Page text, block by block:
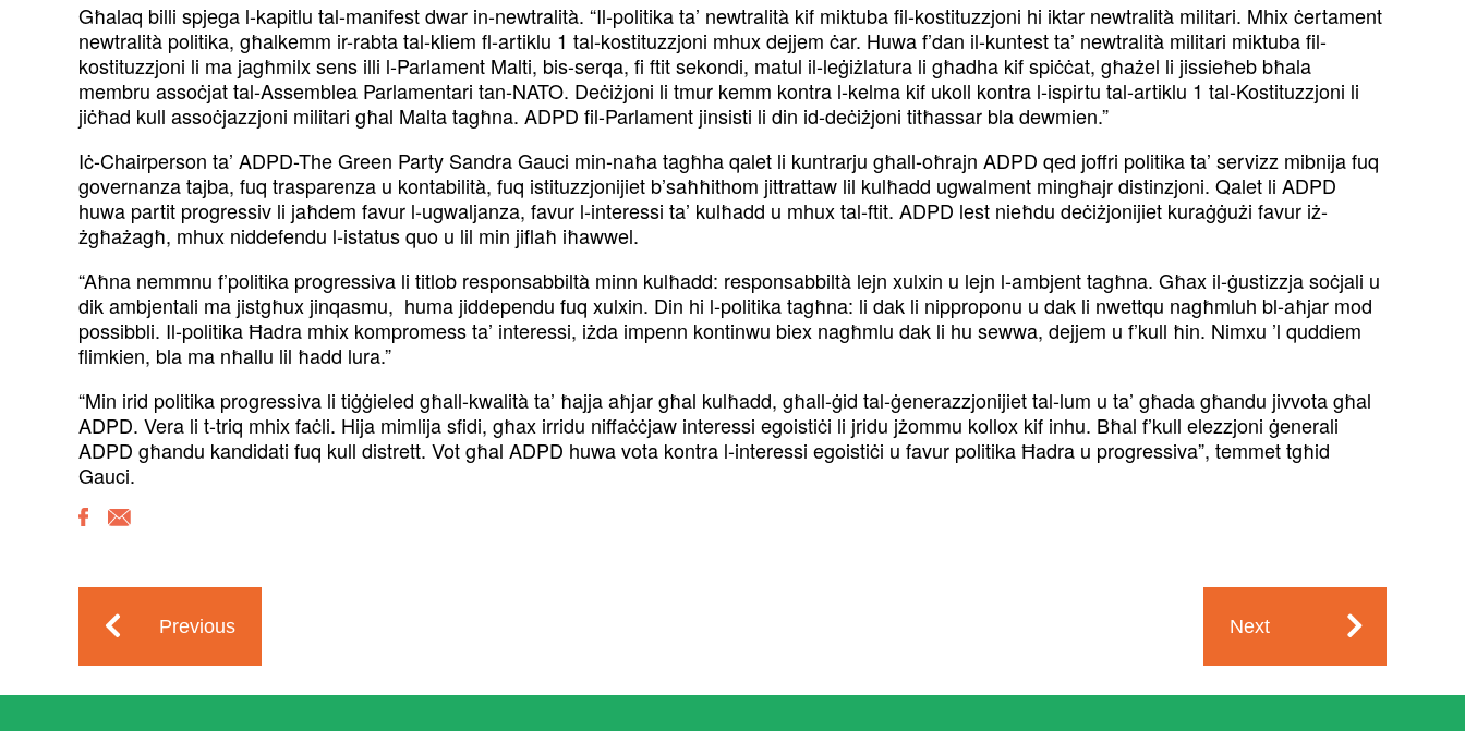
Għalaq billi spjega l-kapitlu tal-manifest dwar in-newtralità. “Il-politika ta’ newtralità kif miktuba fil-kostituzzjoni hi iktar newtralità militari. Mhix ċertament
newtralità politika, għalkemm ir-rabta tal-kliem fl-artiklu 1 tal-kostituzzjoni mhux dejjem ċar. Huwa f’dan il-kuntest ta’ newtralità militari miktuba fil-
kostituzzjoni li ma jagħmilx sens illi l-Parlament Malti, bis-serqa, fi ftit sekondi, matul il-leġiżlatura li għadha kif spiċċat, għażel li jissieħeb bħala
membru assoċjat tal-Assemblea Parlamentari tan-NATO. Deċiżjoni li tmur kemm kontra l-kelma kif ukoll kontra l-ispirtu tal-artiklu 1 tal-Kostituzzjoni li
jiċħad kull assoċjazzjoni militari għal Malta tagħna. ADPD fil-Parlament jinsisti li din id-deċiżjoni titħassar bla dewmien.”
Iċ-Chairperson ta’ ADPD-The Green Party Sandra Gauci min-naħa tagħha qalet li kuntrarju għall-oħrajn ADPD qed joffri politika ta’ servizz mibnija fuq
governanza tajba, fuq trasparenza u kontabilità, fuq istituzzjonijiet b’saħħithom jittrattaw lil kulħadd ugwalment mingħajr distinzjoni. Qalet li ADPD
huwa partit progressiv li jaħdem favur l-ugwaljanza, favur l-interessi ta’ kulħadd u mhux tal-ftit. ADPD lest nieħdu deċiżjonijiet kuraġġużi favur iż-
żgħażagħ, mhux niddefendu l-istatus quo u lil min jiflaħ iħawwel.
“Aħna nemmnu f’politika progressiva li titlob responsabbiltà minn kulħadd: responsabbiltà lejn xulxin u lejn l-ambjent tagħna. Għax il-ġustizzja soċjali u
dik ambjentali ma jistgħux jinqasmu, huma jiddependu fuq xulxin. Din hi l-politika tagħna: li dak li nipproponu u dak li nwettqu nagħmluh bl-aħjar mod
possibbli. Il-politika Ħadra mhix kompromess ta’ interessi, iżda impenn kontinwu biex nagħmlu dak li hu sewwa, dejjem u f’kull ħin. Nimxu ’l quddiem
flimkien, bla ma nħallu lil ħadd lura.”
“Min irid politika progressiva li tiġġieled għall-kwalità ta’ ħajja aħjar għal kulħadd, għall-ġid tal-ġenerazzjonijiet tal-lum u ta’ għada għandu jivvota għal
ADPD. Vera li t-triq mhix faċli. Hija mimlija sfidi, għax irridu niffaċċjaw interessi egoistiċi li jridu jżommu kollox kif inhu. Bħal f’kull elezzjoni ġenerali
ADPD għandu kandidati fuq kull distrett. Vot għal ADPD huwa vota kontra l-interessi egoistiċi u favur politika Ħadra u progressiva”, temmet tgħid
Gauci.
Previous Next